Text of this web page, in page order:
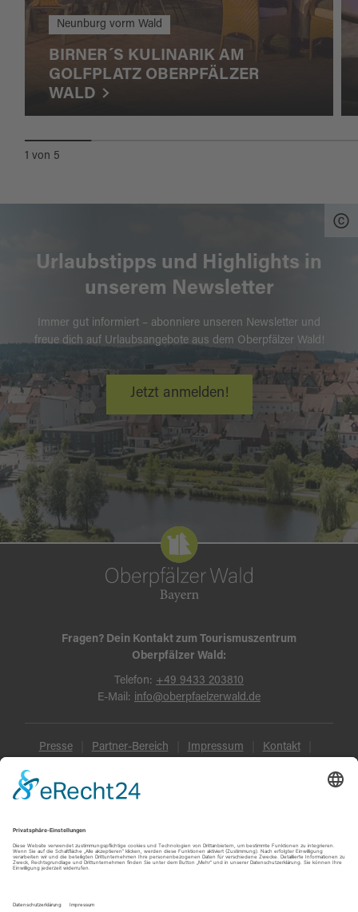
Neunburg vorm Wald
BIRNER´S KULINARIK AM
GOLFPLATZ OBERPFÄLZER
WALD
1 von 5
Urlaubstipps und Highlights in
unserem Newsletter
Immer gut informiert – abonniere unseren Newsletter und
freue dich auf Urlaubsangebote aus dem Oberpfälzer Wald!
Jetzt anmelden!
Fragen? Dein Kontakt zum Tourismuszentrum
Oberpfälzer Wald:
Telefon: +49 9433 203810
E-Mail: info@oberpfaelzerwald.de
Presse Partner-Bereich Impressum Kontakt
Datenschutz